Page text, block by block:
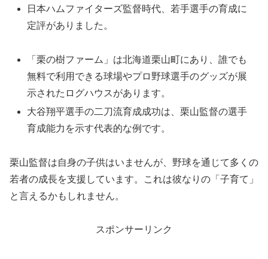
日本ハムファイターズ監督時代、若手選手の育成に
定評がありました。
「栗の樹ファーム」は北海道栗山町にあり、誰でも
無料で利用できる球場やプロ野球選手のグッズが展
示されたログハウスがあります。
大谷翔平選手の二刀流育成成功は、栗山監督の選手
育成能力を示す代表的な例です。
栗山監督は自身の子供はいませんが、野球を通じて多くの
若者の成長を支援しています。これは彼なりの「子育て」
と言えるかもしれません。
スポンサーリンク